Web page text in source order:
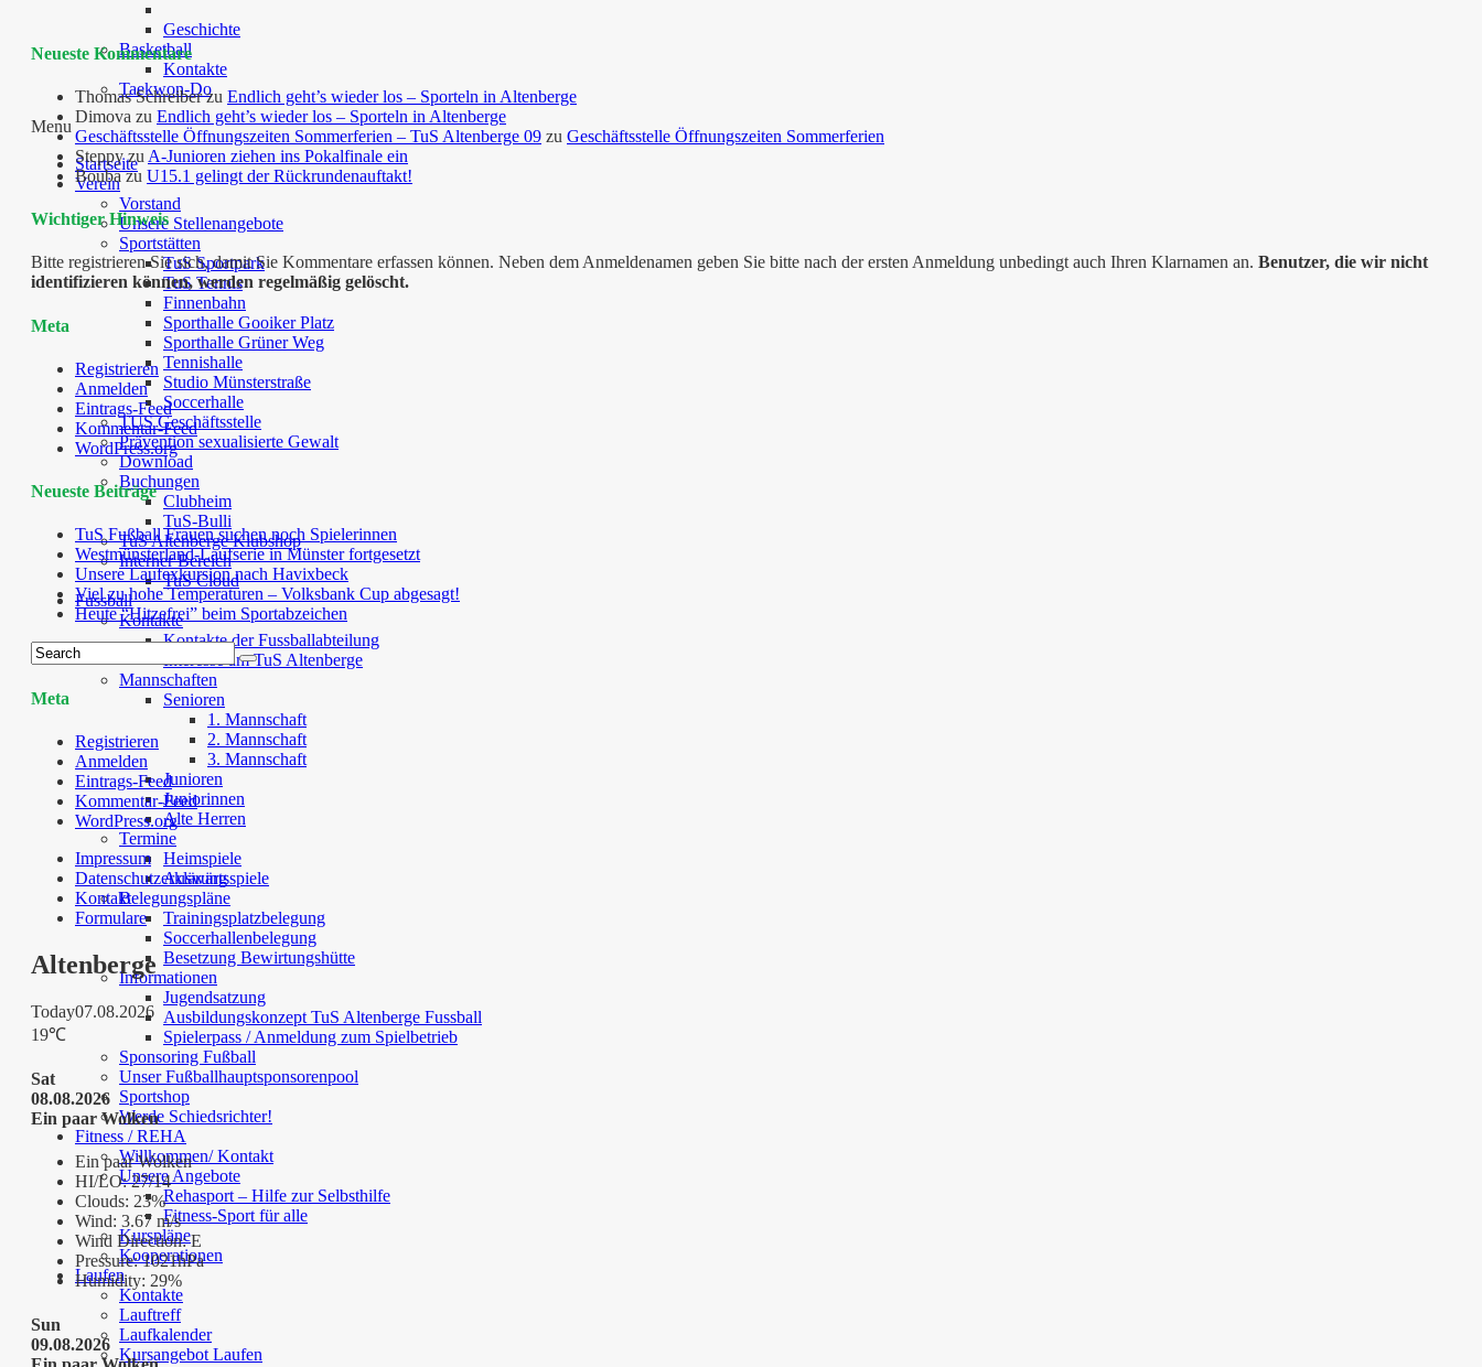
Geschichte
Basketball
Kontakte
Taekwon-Do
Menu
Startseite
Verein
Vorstand
Unsere Stellenangebote
Sportstätten
TuS Sportpark
TuS Tennis
Finnenbahn
Sporthalle Gooiker Platz
Sporthalle Grüner Weg
Tennishalle
Studio Münsterstraße
Soccerhalle
TUS Geschäftsstelle
Prävention sexualisierte Gewalt
Download
Buchungen
Clubheim
TuS-Bulli
TuS Altenberge Klubshop
Interner Bereich
TuS Cloud
Fussball
Kontakte
Kontakte der Fussballabteilung
Interesse am TuS Altenberge
Mannschaften
Senioren
1. Mannschaft
2. Mannschaft
3. Mannschaft
Junioren
Juniorinnen
Alte Herren
Termine
Heimspiele
Auswärtsspiele
Belegungspläne
Trainingsplatzbelegung
Soccerhallenbelegung
Besetzung Bewirtungshütte
Informationen
Jugendsatzung
Ausbildungskonzept TuS Altenberge Fussball
Spielerpass / Anmeldung zum Spielbetrieb
Sponsoring Fußball
Unser Fußballhauptsponsorenpool
Sportshop
Werde Schiedsrichter!
Fitness / REHA
Willkommen/ Kontakt
Unsere Angebote
Rehasport – Hilfe zur Selbsthilfe
Fitness-Sport für alle
Kurspläne
Kooperationen
Laufen
Kontakte
Lauftreff
Laufkalender
Kursangebot Laufen
Neueste Kommentare
Thomas Schreiberzu Endlich geht’s wieder los – Sporteln in Altenberge
Dimova zu Endlich geht’s wieder los – Sporteln in Altenberge
Geschäftsstelle Öffnungszeiten Sommerferien – TuS Altenberge 09 zu Geschäftsstelle Öffnungszeiten Sommerferien
Steppyzu A-Junioren ziehen ins Pokalfinale ein
Boubazu U15.1 gelingt der Rückrundenauftakt!
Wichtiger Hinweis
Bitte registrieren Sie sich, damit Sie Kommentare erfassen können. Neben dem Anmeldenamen geben Sie bitte nach der ersten Anmeldung unbedingt auch Ihren Klarnamen an. Benutzer, die wir nicht
identifizieren können, werden regelmäßig gelöscht.
Meta
Registrieren
Anmelden
Eintrags-Feed
Kommentar-Feed
WordPress.org
Neueste Beiträge
TuS Fußball Frauen suchen noch Spielerinnen
Westmünsterland-Laufserie in Münster fortgesetzt
Unsere Laufexkursion nach Havixbeck
Viel zu hohe Temperaturen – Volksbank Cup abgesagt!
Heute “Hitzefrei” beim Sportabzeichen
Meta
Registrieren
Anmelden
Eintrags-Feed
Kommentar-Feed
WordPress.org
Impressum
Datenschutzerklärung
Kontakt
Formulare
Altenberge
Today07.08.2026
19℃
Sat
08.08.2026
Ein paar Wolken
Ein paar Wolken
HI/LO:27/14
Clouds: 23%
Wind: 3.67 m/s
Wind Direction:E
Pressure:1021hPa
Humidity: 29%
Sun
09.08.2026